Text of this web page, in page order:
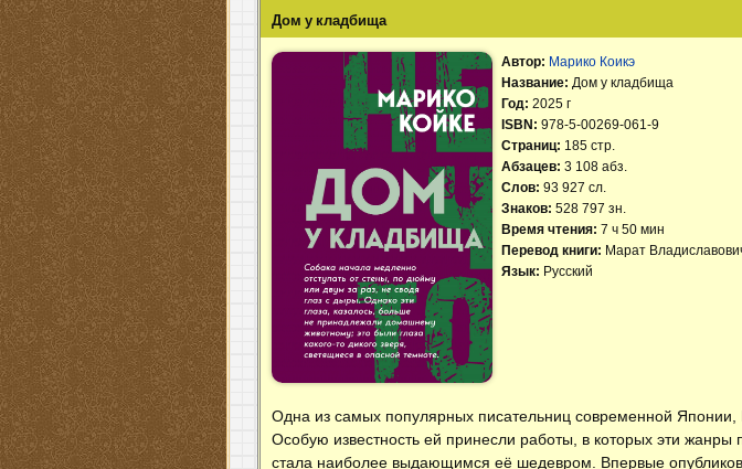
Дом у кладбища
Автор: Марико Коикэ
Название: Дом у кладбища
Год:2025 г
ISBN:978-5-00269-061-9
Страниц: 185 стр.
Абзацев:3 108 абз.
Слов:93 927 сл.
Знаков:528 797 зн.
Время чтения:7 ч 50 мин
Перевод книги: Марат
Язык: Русский
Одна из самых популярных писательниц современной Японии,
Особую известность ей принесли работы, в которых эти
стала наиболее выдающимся её шедевром. Впервые